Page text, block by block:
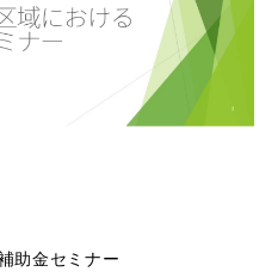
助金セミナー